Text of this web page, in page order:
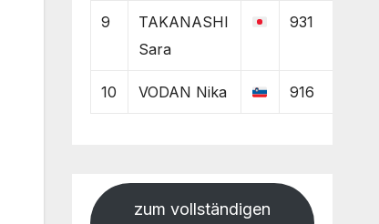
9
TAKANASHI
Sara
931
10 VODAN Nika 916
zum vollständigen